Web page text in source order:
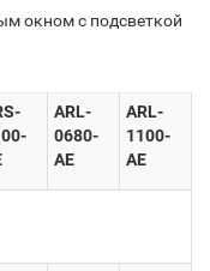
окном с подсветкой
-
ARL-
0680-
AE
ARL-
1100-
AE